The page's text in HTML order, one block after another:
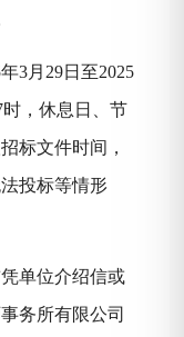
年3月 29日至2025
时，休息日、节
标文件时间，
投标等情形
单位介绍信或
务所有限公司